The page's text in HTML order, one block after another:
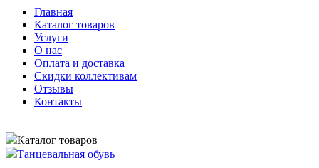
Главная
Каталог товаров
Услуги
О нас
Оплата и доставка
Скидки коллективам
Отзывы
Контакты
Каталог товаров
Танцевальная обувь